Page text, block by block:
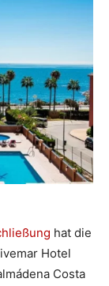
hat die
Hotel
Costa